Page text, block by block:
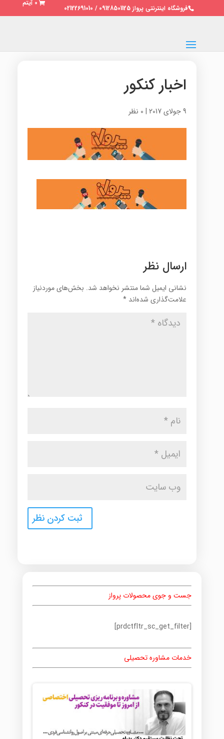
فروشگاه اینترنتی پرواز 09128501125 / 02122691010
0 آیتم
اخبار کنکور
9 جولای 2017 | 0 نظر
ارسال نظر
نشانی ایمیل شما منتشر نخواهد شد. بخش‌های موردنیاز
علامت‌گذاری شده‌اند *
جست و جوی محصولات پرواز
[prdctfltr_sc_get_filter]
خدمات مشاوره تحصیلی